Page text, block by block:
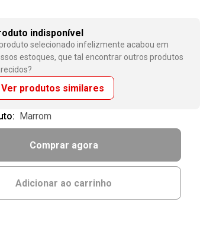
indisponível
selecionado infelizmente acabou em
estoques, que tal encontrar outros produtos
Ver produtos similares
marrom
Comprar agora
Adicionar ao carrinho